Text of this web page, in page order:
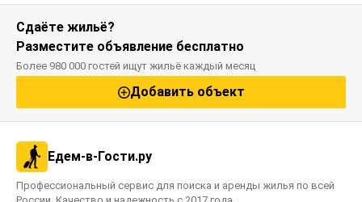
Сдаёте жильё?
Разместите объявление бесплатно
Более 980 000 гостей ищут жильё каждый месяц
Добавить объект
Едем-в-Гости.ру
Профессиональный сервис для поиска и аренды жилья по всей